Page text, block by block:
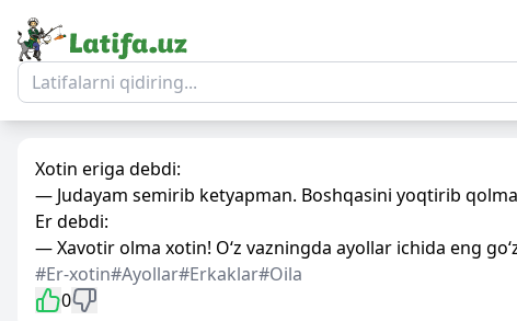
Xotin eriga debdi:
— Judayam semirib ketyapman. Boshqasini yoqtirib
Er debdi:
— Xavotir olma xotin! O‘z vazningda ayollar ichida eng
#Er-xotin#Ayollar#Erkaklar#Oila
0